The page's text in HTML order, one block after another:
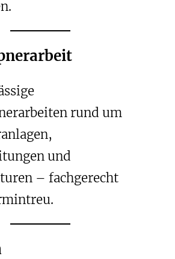
rund um
und
– fachgerecht